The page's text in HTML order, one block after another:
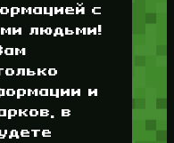
с
людьми!
и
в